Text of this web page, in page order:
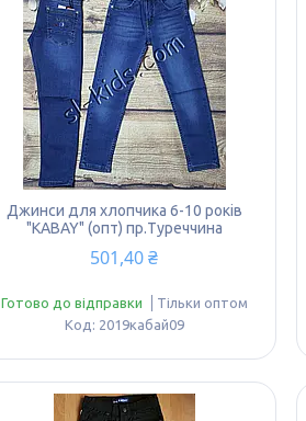
Джинси для хлопчика 6-10 років
"KABAY" (опт) пр.Туреччина
501,40 ₴
Готово до відправки
Тільки оптом
2019кабай09